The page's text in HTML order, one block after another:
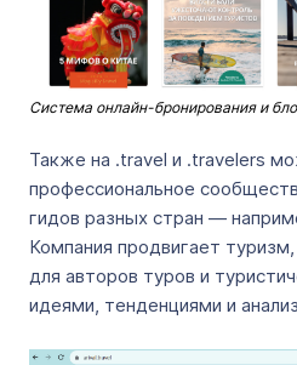
Система онлайн-бронирования и
Также на .travel и .travelers
профессиональное
гидов разных стран —
Компания продвигает
для авторов туров и
идеями, тенденциями и